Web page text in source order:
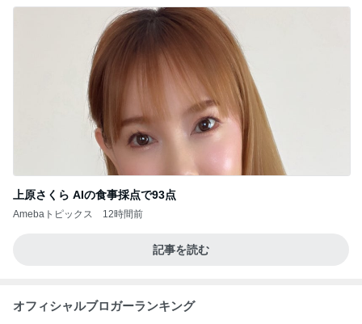
上原さくら AIの食事採点で93点
Amebaトピックス 12時間前
記事を読む
オフィシャルブロガーランキング